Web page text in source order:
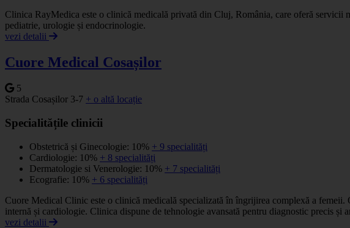
Clinica RayMedica este o clinică medicală privată din Cluj, România, care oferă
pediatrie, urologie și endocrinologie.
vezi detalii
Cuore Medical Cosașilor
5
Strada Cosașilor 3-7 + o altă locație
Specialitățile clinicii
Obstetrică și Ginecologie: 10% + 9 specialități
Cardiologie: 10% + 8 specialități
Dermatologie si Venerologie: 10% + 7 specialități
Ecografie: 10% + 6 specialități
Cuore Medical Clinic este o clinică medicală specializată în îngrijirea complexă a
internă și cardiologie. Clinica dispune de tehnologie avansată pentru diagnostic precis și
vezi detalii